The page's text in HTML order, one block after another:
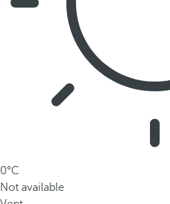
0°C
Not available